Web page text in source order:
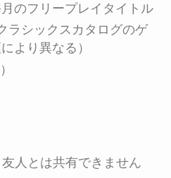
のフリープレイタイトル
ラシックスカタログのゲ
より異なる）
人とは共有できません